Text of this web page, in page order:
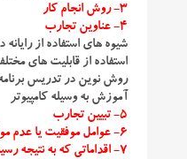
۳- روش انجام کار
۴- عناوین تجارب
شیوه های استفاده از
استفاده از قابلیت های
روش نوین در تدریس
آموزش به وسیله کامپیوتر
۵- تبیین تجارب
۶- عوامل موفقیت یا عدم موفقیت تجارب
۷- اقداماتی که به نتیجه رسیده